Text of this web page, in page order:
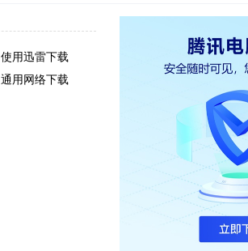
使用迅雷下载
通用网络下载